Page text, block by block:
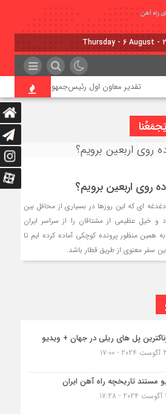
تقدیر معاون اول رئیس‌جمهور از مدیرعامل
روی اربعین برویم؟
ای که این روزها در بسیاری از محافل بین
خیل عظیمی از مشتاقان را از سراسر ایران
منظور پرونده کوچکی آماده کرده ایم تا
سفر معنوی از طریق قطار باشد.
پل های ریلی در جهان + ویدیو
مستند تاریخچه راه آهن ایران